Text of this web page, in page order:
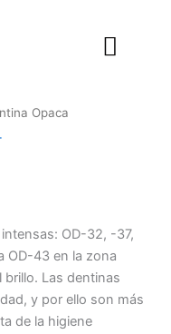
Opaca
OD-32, -37,
OD-43 en la zona
brillo. Las dentinas
y por ello son más
de la higiene